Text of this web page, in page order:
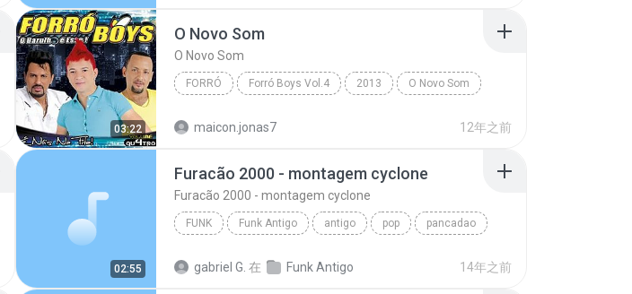
03:22
O Novo Som
O Novo Som
FORRÓ Forró Boys Vol.4 2013 O Novo Som
maicon.jonas7 12年之前
02:55
Furacão 2000 - montagem cyclone
Furacão 2000 - montagem cyclone
FUNK Funk Antigo antigo pop pancadao
gabriel G. 在 Funk Antigo 14年之前